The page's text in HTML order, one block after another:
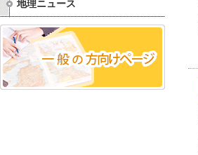
地理ニュース